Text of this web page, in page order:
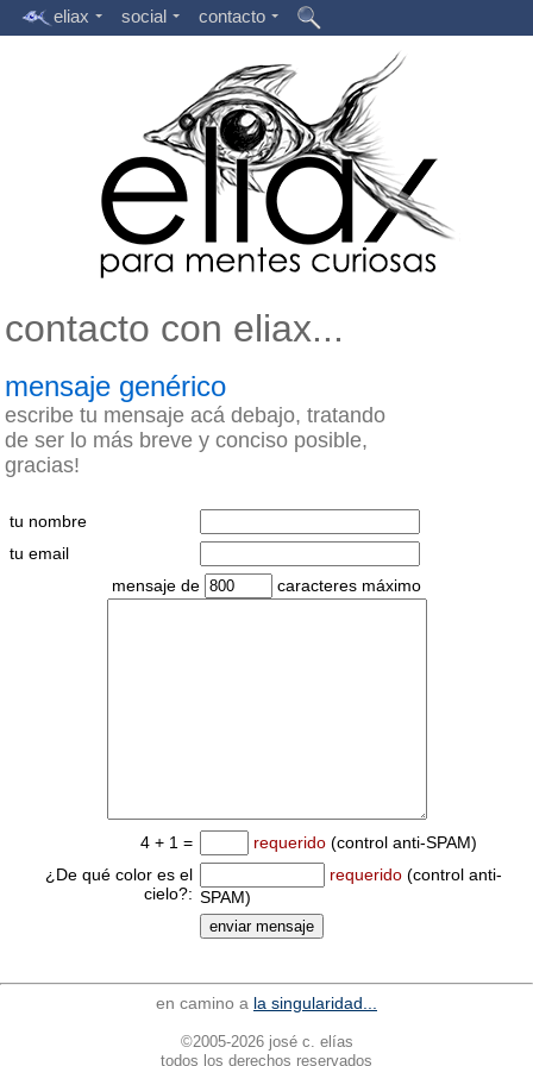
eliax social contacto
contacto con eliax...
mensaje genérico
escribe tu mensaje acá debajo, tratando
de ser lo más breve y conciso posible,
gracias!
tu nombre
tu email
mensaje de
caracteres máximo
4 + 1 = requerido (control anti-SPAM)
¿De qué color es el
cielo?:
requerido (control anti-
SPAM)
en camino a la singularidad...
©2005-2026 josé c. elías
todos los derechos reservados